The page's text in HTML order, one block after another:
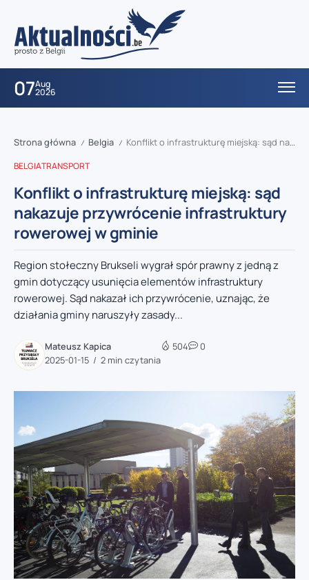
07Aug
2026
Strona główna / Belgia / Konflikt o infrastrukturę miejską: sąd nakazuje przywrócenie infrastruktury rowerowej w gminie
BELGIATRANSPORT
Konflikt o infrastrukturę miejską: sąd
nakazuje przywrócenie infrastruktury
rowerowej w gminie
Region stołeczny Brukseli wygrał spór prawny z jedną z
gmin dotyczący usunięcia elementów infrastruktury
rowerowej. Sąd nakazał ich przywrócenie, uznając, że
działania gminy naruszyły zasady...
Mateusz Kapica
2025-01-15
2 min czytania
504 0